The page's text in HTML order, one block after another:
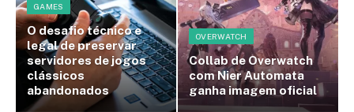
GAMES
O desafio técnico e
legal de preservar
servidores de jogos
clássicos
abandonados
OVERWATCH
Collab de Overwatch
com Nier Automata
ganha imagem oficial